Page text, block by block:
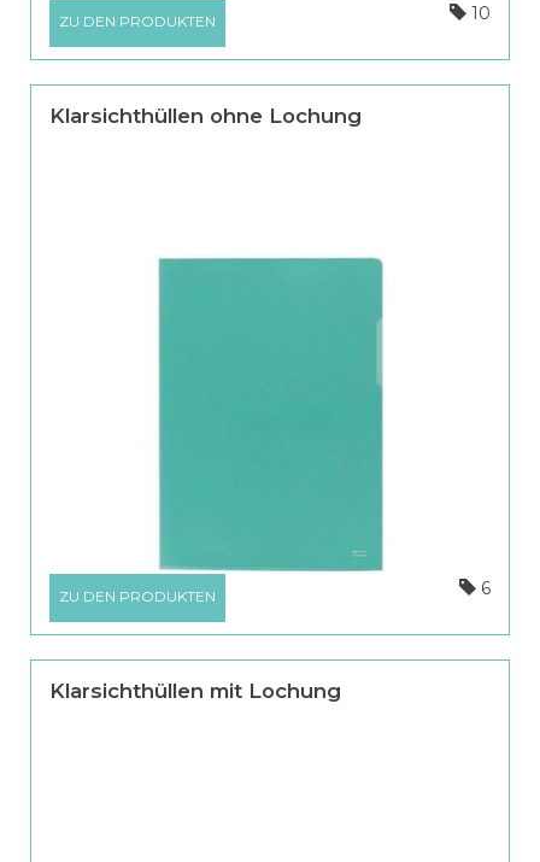
ZU DEN PRODUKTEN 10
Klarsichthüllen ohne Lochung
ZU DEN PRODUKTEN 6
Klarsichthüllen mit Lochung